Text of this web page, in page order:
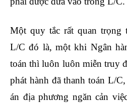
Một quy tắc rất quan trọng
L/C đó là, một khi Ngân
toán thì luôn luôn miễn truy
phát hành đã thanh toán L/
án địa phương ngăn cản